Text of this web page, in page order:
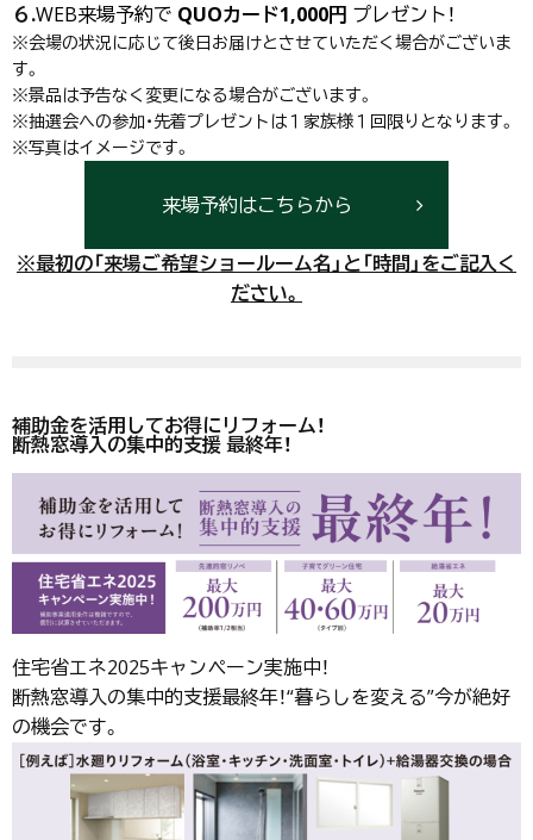
６.WEB来場予約で QUOカード1,000円 プレゼント！
※会場の状況に応じて後日お届けとさせていただく場合がございま
す。
※景品は予告なく変更になる場合がございます。
※抽選会への参加・先着プレゼントは１家族様１回限りとなります。
※写真はイメージです。
来場予約はこちらから
※最初の「来場ご希望ショールーム名」と「時間」をご記入く
ださい。
補助金を活用してお得にリフォーム！
断熱窓導入の集中的支援 最終年！
住宅省エネ2025キャンペーン実施中！
断熱窓導入の集中的支援最終年！“暮らしを変える”今が絶好
の機会です。